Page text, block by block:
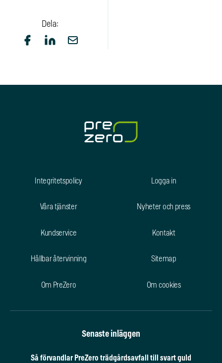
Dela:
Integritetspolicy
Våra tjänster
Kundservice
Hållbar återvinning
Om PreZero
Logga in
Nyheter och press
Kontakt
Sitemap
Om cookies
Senaste inläggen
Så förvandlar PreZero trädgårdsavfall till svart guld